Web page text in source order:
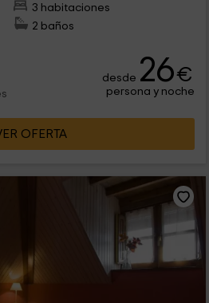
3 habitaciones
2 baños
desde 26€
persona y noche
OFERTA